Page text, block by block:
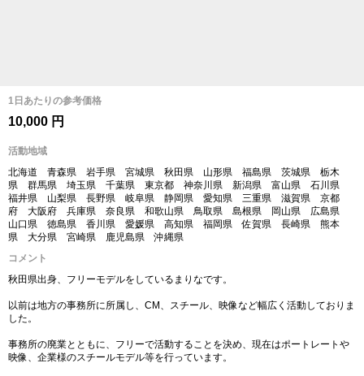
1日あたりの参考価格
10,000 円
活動地域
北海道 青森県 岩手県 宮城県 秋田県 山形県 福島県 茨城県 栃木
県 群馬県 埼玉県 千葉県 東京都 神奈川県 新潟県 富山県 石川県
福井県 山梨県 長野県 岐阜県 静岡県 愛知県 三重県 滋賀県 京都
府 大阪府 兵庫県 奈良県 和歌山県 鳥取県 島根県 岡山県 広島県
山口県 徳島県 香川県 愛媛県 高知県 福岡県 佐賀県 長崎県 熊本
県 大分県 宮崎県 鹿児島県 沖縄県
コメント
秋田県出身、フリーモデルをしているまりなです。
以前は地方の事務所に所属し、CM、スチール、映像など幅広く活動しておりま
した。
事務所の廃業とともに、フリーで活動することを決め、現在はポートレートや
映像、企業様のスチールモデル等を行っています。